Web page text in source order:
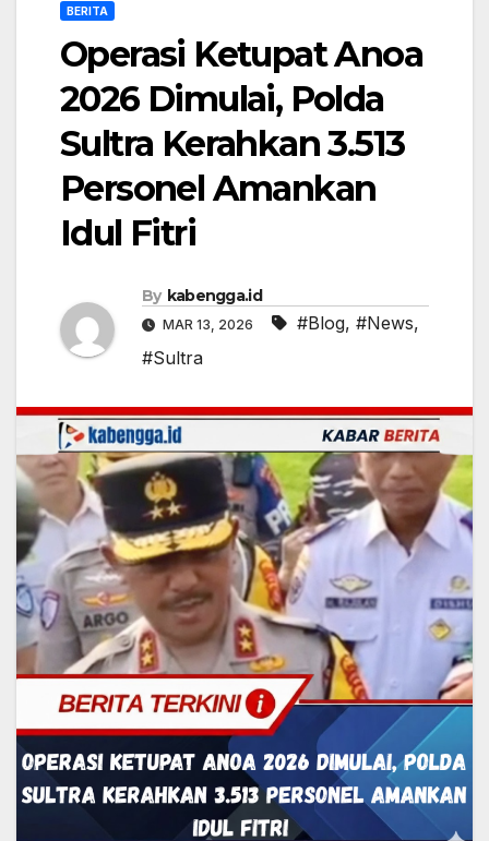
BERITA
Operasi Ketupat Anoa
2026 Dimulai, Polda
Sultra Kerahkan 3.513
Personel Amankan
Idul Fitri
By kabengga.id
MAR 13, 2026 #Blog, #News,
#Sultra